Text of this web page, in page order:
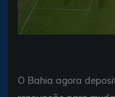
O Bahia agora